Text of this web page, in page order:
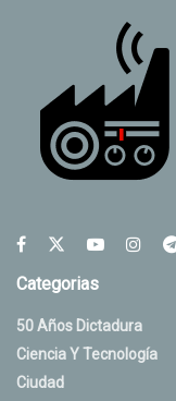
Categorias
50 Años Dictadura
Ciencia Y Tecnología
Ciudad